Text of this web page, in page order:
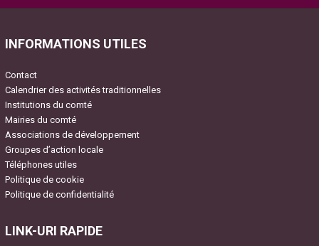
INFORMATIONS UTILES
Contact
Calendrier des activités traditionnelles
Institutions du comté
Mairies du comté
Associations de développement
Groupes d’action locale
Téléphones utiles
Politique de cookie
Politique de confidentialité
LINK-URI RAPIDE